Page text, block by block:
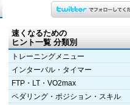
速くなるための
ヒント一覧 分類別
トレーニングメニュー
インターバル・タイマー
FTP・LT・VO2max
ペダリング・ポジション・スキル